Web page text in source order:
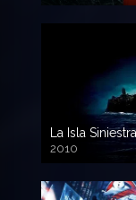
La Isla Siniestra
2010
720p HD